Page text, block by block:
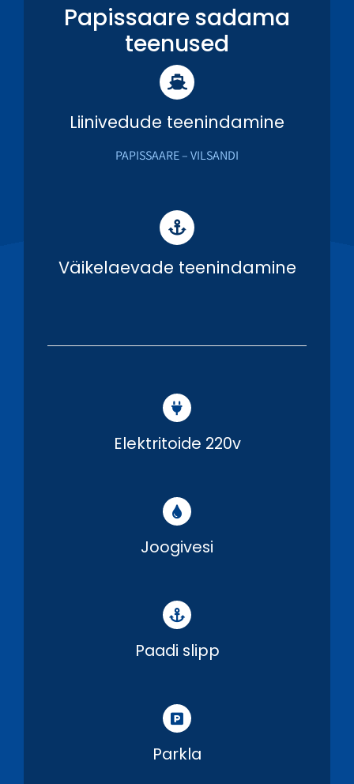
Papissaare sadama
teenused
Liinivedude teenindamine
PAPISSAARE – VILSANDI
Väikelaevade teenindamine
Elektritoide 220v
Joogivesi
Paadi slipp
Parkla